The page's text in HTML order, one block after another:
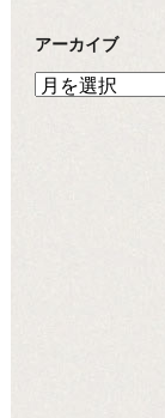
アーカイブ
ア